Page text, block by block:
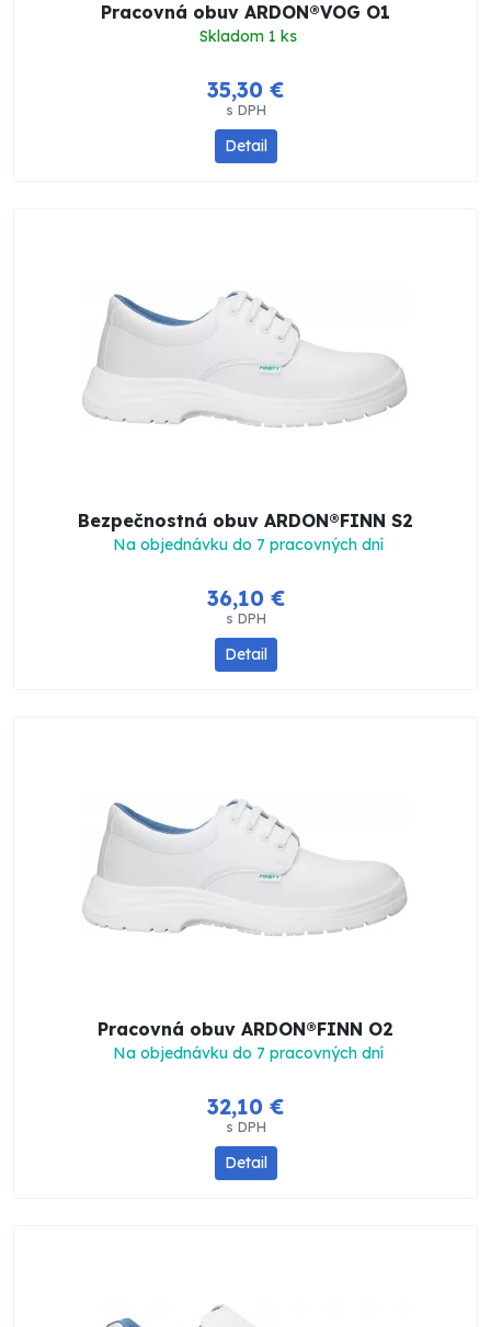
Pracovná obuv ARDON®VOG O1
Skladom 1 ks
35,30 €
s DPH
Detail
Bezpečnostná obuv ARDON®FINN S2
Na objednávku do 7 pracovných dní
36,10 €
s DPH
Detail
Pracovná obuv ARDON®FINN O2
Na objednávku do 7 pracovných dní
32,10 €
s DPH
Detail